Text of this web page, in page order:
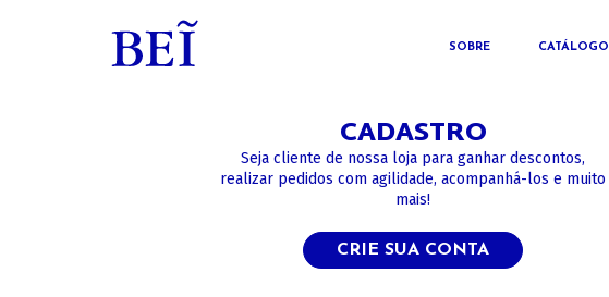
SOBRE CATÁLOGO
CADASTRO
Seja cliente de nossa loja para ganhar descontos,
realizar pedidos com agilidade, acompanhá-los e muito
mais!
CRIE SUA CONTA